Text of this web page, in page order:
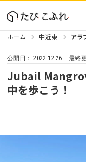
ホーム 中近東 アラ
公開日：2022.12.26 最終
Jubail
中を歩こう！